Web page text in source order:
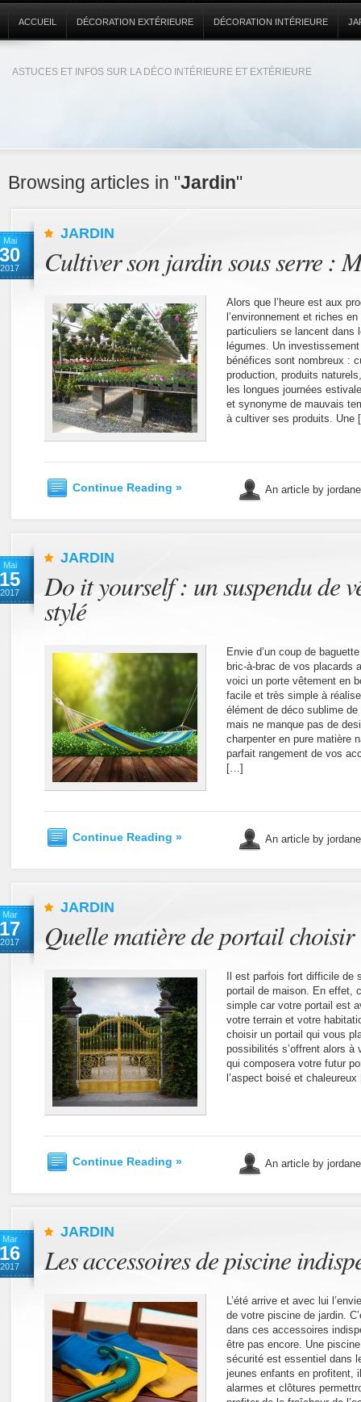
ASTUCES ET INFOS SUR LA DÉCO INTÉRIEURE ET EXTÉRIEURE
ACCUEIL DÉCORATION EXTÉRIEURE DÉCORATION INTÉRIEURE
Browsing articles in "Jardin"
Mai
30
2017
JARDIN
Cultiver son jardin sous serre :
Alors que l’heure est aux
l’environnement et riches
particuliers se lancent dans
légumes. Un
bénéfices sont nombreux :
production, produits
les longues journées
et synonyme de mauvais
à cultiver ses produits.
Continue Reading » An article by
Mai
15
2017
JARDIN
Do it yourself : un suspendu de
stylé
Envie d’un coup de
bric-à-brac de vos placards
voici un porte vêtement en
facile et très simple à
élément de déco sublime
mais ne manque pas de
charpenter en pure matière
parfait rangement de vos
[…]
Continue Reading » An article by
Mar
17
2017
JARDIN
Quelle matière de portail choisir
Il est parfois fort difficile de
portail de maison. En effet,
simple car votre portail est
votre terrain et votre
choisir un portail qui vous
possibilités s’offrent alors à
qui composera votre futur
l’aspect boisé et
Continue Reading » An article by
Mar
16
2017
JARDIN
Les accessoires de piscine
L’été arrive et avec lui
de votre piscine de jardin.
dans ces accessoires
être pas encore. Une
sécurité est essentiel dans
jeunes enfants en profitent,
alarmes et clôtures